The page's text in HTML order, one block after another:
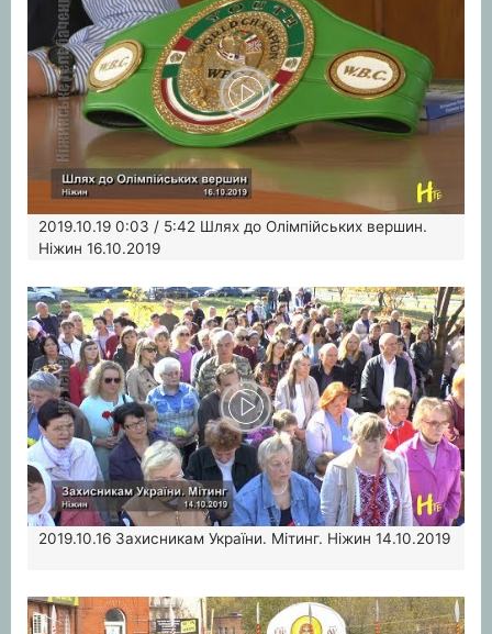
2019.10.19 0:03 / 5:42 Шлях до Олімпійських вершин.
Ніжин 16.10.2019
2019.10.16 Захисникам України. Мітинг. Ніжин 14.10.2019